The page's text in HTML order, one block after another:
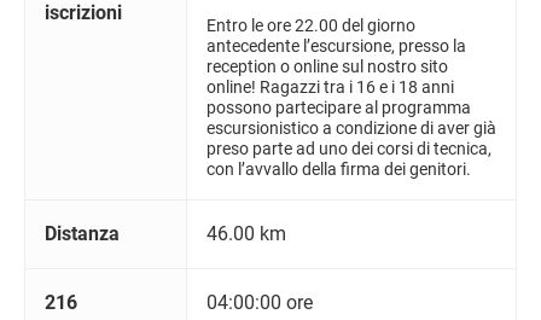
iscrizioni
Entro le ore 22.00 del giorno
antecedente l’escursione, presso la
reception o online sul nostro sito
online! Ragazzi tra i 16 e i 18 anni
possono partecipare al programma
escursionistico a condizione di aver già
preso parte ad uno dei corsi di tecnica,
con l’avvallo della firma dei genitori.
Distanza 46.00 km
216 04:00:00 ore